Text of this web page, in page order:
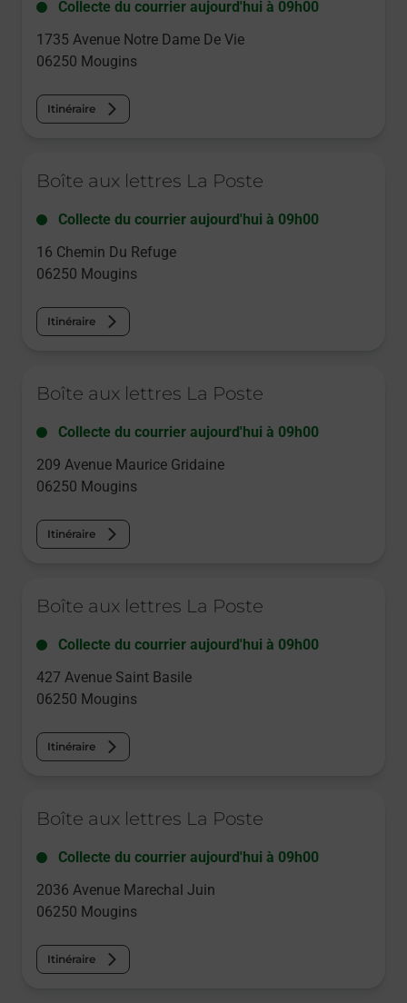
Collecte du courrier aujourd'hui à 09h00
1735 Avenue Notre Dame De Vie
06250 Mougins
Itinéraire
Boîte aux lettres La Poste
Collecte du courrier aujourd'hui à 09h00
16 Chemin Du Refuge
06250 Mougins
Itinéraire
Boîte aux lettres La Poste
Collecte du courrier aujourd'hui à 09h00
209 Avenue Maurice Gridaine
06250 Mougins
Itinéraire
Boîte aux lettres La Poste
Collecte du courrier aujourd'hui à 09h00
427 Avenue Saint Basile
06250 Mougins
Itinéraire
Boîte aux lettres La Poste
Collecte du courrier aujourd'hui à 09h00
2036 Avenue Marechal Juin
06250 Mougins
Itinéraire